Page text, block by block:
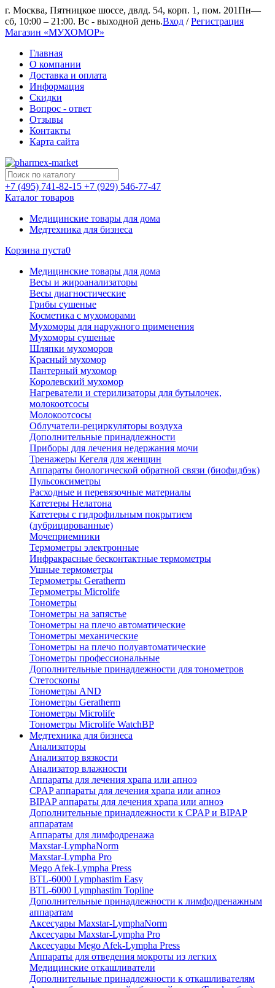
г. Москва, Пятницкое шоссе, двлд. 54, корп. 1, пом. 201Пн—
сб, 10:00 – 21:00. Вс - выходной день.Вход /Регистрация
Магазин «МУХОМОР»
Главная
О компании
Доставка и оплата
Информация
Скидки
Вопрос - ответ
Отзывы
Контакты
Карта сайта
+7 (495) 741-82-15 +7 (929) 546-77-47
Каталог товаров
Медицинские товары для дома
Медтехника для бизнеса
Корзина пуста0
Медицинские товары для дома
Весы и жироанализаторы
Весы диагностические
Грибы сушеные
Косметика с мухоморами
Мухоморы для наружного применения
Мухоморы сушеные
Шляпки мухоморов
Красный мухомор
Пантерный мухомор
Королевский мухомор
Нагреватели и стерилизаторы для бутылочек,
молокоотсосы
Молокоотсосы
Облучатели-рециркуляторы воздуха
Дополнительные принадлежности
Приборы для лечения недержания мочи
Тренажеры Кегеля для женщин
Аппараты биологической обратной связи (биофидбэк)
Пульсоксиметры
Расходные и перевязочные материалы
Катетеры Нелатона
Катетеры с гидрофильным покрытием
(лубрицированные)
Мочеприемники
Термометры электронные
Инфракрасные бесконтактные термометры
Ушные термометры
Термометры Geratherm
Термометры Microlife
Тонометры
Тонометры на запястье
Тонометры на плечо автоматические
Тонометры механические
Тонометры на плечо полуавтоматические
Тонометры профессиональные
Дополнительные принадлежности для тонометров
Стетоскопы
Тонометры AND
Тонометры Geratherm
Тонометры Microlife
Тонометры Microlife WatchBP
Медтехника для бизнеса
Анализаторы
Анализатор вязкости
Анализатор влажности
Аппараты для лечения храпа или апноэ
CPAP аппараты для лечения храпа или апноэ
BIPAP аппараты для лечения храпа или апноэ
Дополнительные принадлежности к CPAP и BIPAP
аппаратам
Аппараты для лимфодренажа
Maxstar-LymphaNorm
Maxstar-Lympha Pro
Mego Afek-Lympha Press
BTL-6000 Lymphastim Easy
BTL-6000 Lymphastim Topline
Дополнительные принадлежности к лимфодренажным
аппаратам
Аксесуары Maxstar-LymphaNorm
Аксесуары Maxstar-Lympha Pro
Аксесуары Mego Afek-Lympha Press
Аппараты для отведения мокроты из легких
Медицинские откашливатели
Дополнительные принадлежности к откашливателям